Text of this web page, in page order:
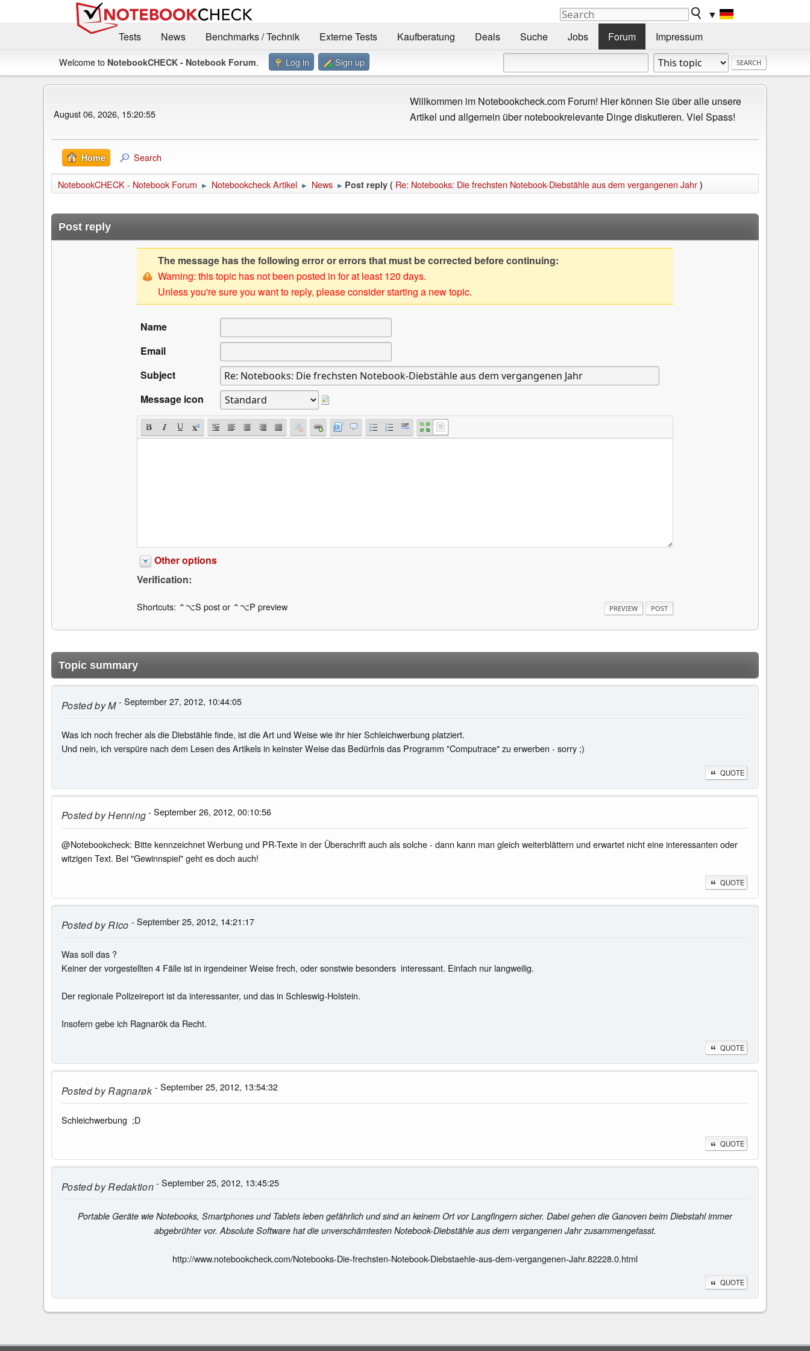
▼
Tests
News Benchmarks / Technik Externe Tests Kaufberatung Deals Suche Jobs Forum Impressum
Welcome to NotebookCHECK - Notebook Forum. Log in Sign up
August 06, 2026, 15:20:55
Willkommen im Notebookcheck.com Forum! Hier können Sie über alle unsere
Artikel und allgemein über notebookrelevante Dinge diskutieren. Viel Spass!
Home Search
NotebookCHECK - Notebook Forum ► Notebookcheck Artikel ► News ► Post reply ( Re: Notebooks: Die frechsten Notebook-Diebstähle aus dem vergangenen Jahr )
Post reply
The message has the following error or errors that must be corrected before continuing:
Warning: this topic has not been posted in for at least 120 days.
Unless you're sure you want to reply, please consider starting a new topic.
Name
Email
Subject
Message icon
Other options
Verification:
Shortcuts: ⌃⌥S post or ⌃⌥P preview
Topic summary
Posted byM- September 27, 2012, 10:44:05
Was ich noch frecher als die Diebstähle finde, ist die Art und Weise wie ihr hier Schleichwerbung platziert.
Und nein, ich verspüre nach dem Lesen des Artikels in keinster Weise das Bedürfnis das Programm "Computrace" zu erwerben - sorry ;)
QUOTE
Posted byHenning- September 26, 2012, 00:10:56
@Notebookcheck: Bitte kennzeichnet Werbung und PR-Texte in der Überschrift auch als solche - dann kann man gleich weiterblättern und erwartet nicht eine interessanten oder
witzigen Text. Bei "Gewinnspiel" geht es doch auch!
QUOTE
Posted byRico - September 25, 2012, 14:21:17
Was soll das ?
Keiner der vorgestellten 4 Fälle ist in irgendeiner Weise frech, oder sonstwie besonders interessant. Einfach nur langweilig.
Der regionale Polizeireport ist da interessanter, und das in Schleswig-Holstein.
Insofern gebe ich Ragnarök da Recht.
QUOTE
Posted byRagnarøk- September 25, 2012, 13:54:32
Schleichwerbung ;D
QUOTE
Posted byRedaktion- September 25, 2012, 13:45:25
Portable Geräte wie Notebooks, Smartphones und Tablets leben gefährlich und sind an keinem Ort vor Langfingern sicher. Dabei gehen die Ganoven beim Diebstahl immer
abgebrühter vor. Absolute Software hat die unverschämtesten Notebook-Diebstähle aus dem vergangenen Jahr zusammengefasst.
http://www.notebookcheck.com/Notebooks-Die-frechsten-Notebook-Diebstaehle-aus-dem-vergangenen-Jahr.82228.0.html
QUOTE